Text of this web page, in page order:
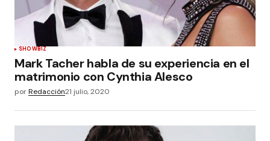
SHOWBIZ
Mark Tacher habla de su experiencia en el
matrimonio con Cynthia Alesco
porRedacción21 julio, 2020